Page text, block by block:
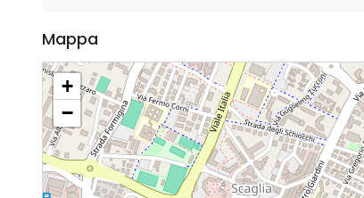
Mappa
+
−